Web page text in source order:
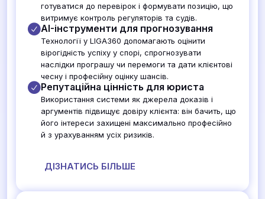
готуватися до перевірок і формувати позицію, що
витримує контроль регуляторів та судів.
AI-інструменти для прогнозування
Технології у LIGA360 допомагають оцінити
вірогідність успіху у спорі, спрогнозувати
наслідки програшу чи перемоги та дати клієнтові
чесну і професійну оцінку шансів.
Репутаційна цінність для юриста
Використання системи як джерела доказів і
аргументів підвищує довіру клієнта: він бачить, що
його інтереси захищені максимально професійно
й з урахуванням усіх ризиків.
ДІЗНАТИСЬ БІЛЬШЕ